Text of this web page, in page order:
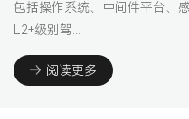
包括操作系统、中间件平台、
L2+级别驾...
阅读更多